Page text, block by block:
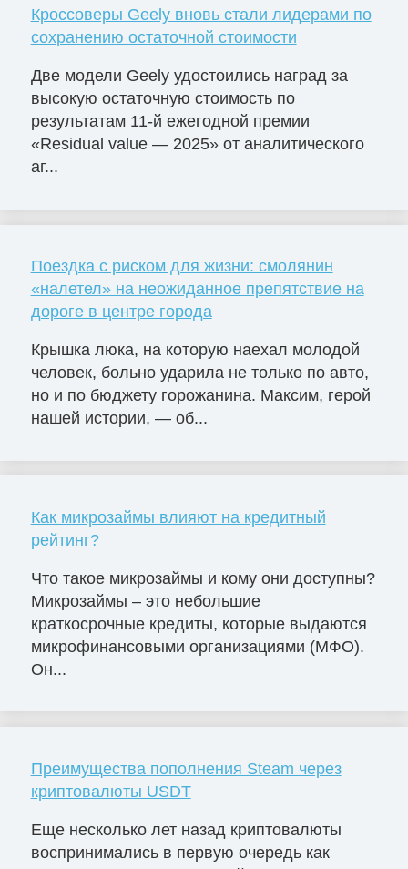
Кроссоверы Geely вновь стали лидерами по
сохранению остаточной стоимости
Две модели Geely удостоились наград за
высокую остаточную стоимость по
результатам 11-й ежегодной премии
«Residual value — 2025» от аналитического
аг...
Поездка с риском для жизни: смолянин
«налетел» на неожиданное препятствие на
дороге в центре города
Крышка люка, на которую наехал молодой
человек, больно ударила не только по авто,
но и по бюджету горожанина. Максим, герой
нашей истории, — об...
Как микрозаймы влияют на кредитный
рейтинг?
Что такое микрозаймы и кому они доступны?
Микрозаймы – это небольшие
краткосрочные кредиты, которые выдаются
микрофинансовыми организациями (МФО).
Он...
Преимущества пополнения Steam через
криптовалюты USDT
Еще несколько лет назад криптовалюты
воспринимались в первую очередь как